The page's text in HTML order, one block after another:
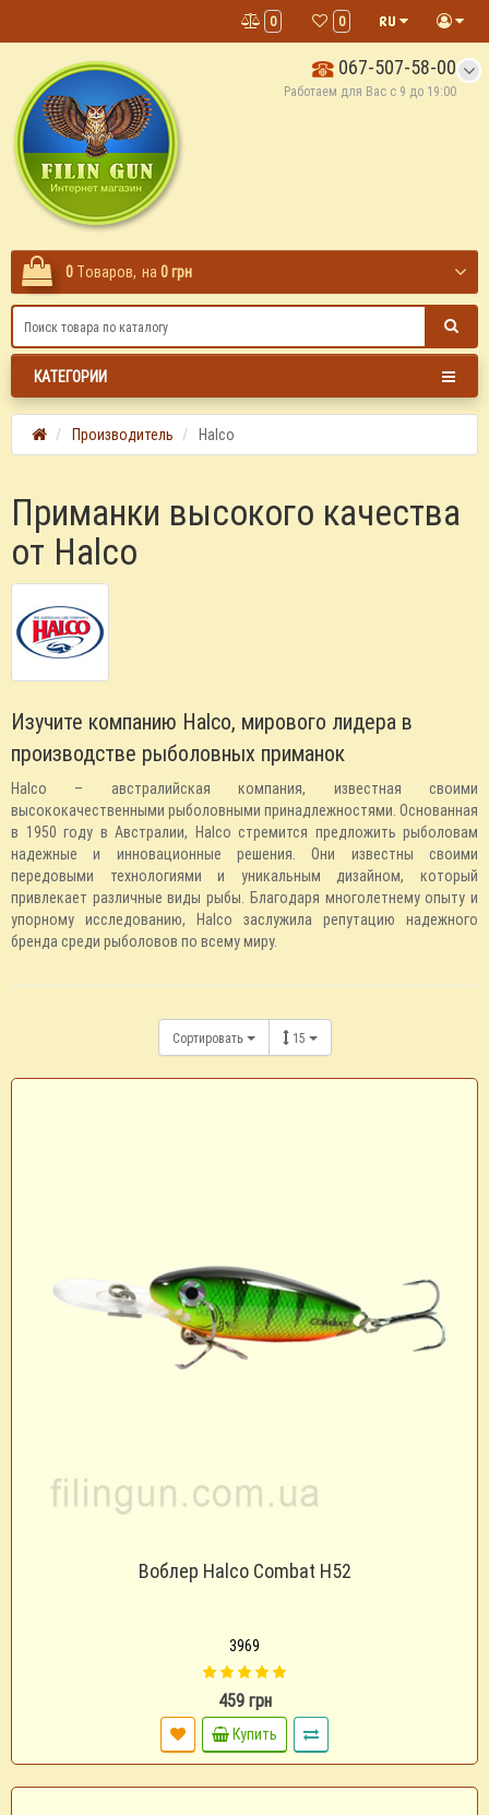
0
0
067-507-58-00
Работаем для Вас с 9 до 19:00
0 Tоваров, на 0 грн
КАТЕГОРИИ
Производитель Halco
Приманки высокого качества
от Halco
Изучите компанию Halco, мирового лидера в
производстве рыболовных приманок
Halco – австралийская компания, известная своими
высококачественными рыболовными принадлежностями. Основанная
в 1950 году в Австралии, Halco стремится предложить рыболовам
надежные и инновационные решения. Они известны своими
передовыми технологиями и уникальным дизайном, который
привлекает различные виды рыбы. Благодаря многолетнему опыту и
упорному исследованию, Halco заслужила репутацию надежного
бренда среди рыболовов по всему миру.
Сортировать 15
Воблер Halco Combat H52
3969
459 грн
Купить